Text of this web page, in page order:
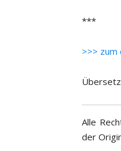
***
>>> zum
Alle
der